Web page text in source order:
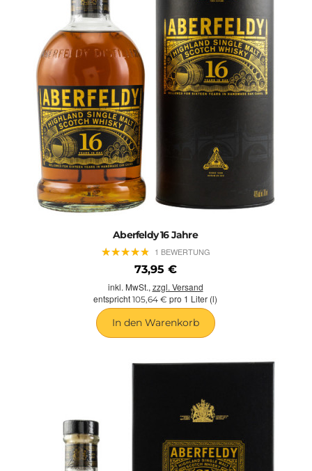
Aberfeldy 16 Jahre
★★★★★
★★★★★ 1 BEWERTUNG
73,95 €
inkl. MwSt., zzgl. Versand
entspricht 105,64 € pro 1 Liter (l)
In den Warenkorb